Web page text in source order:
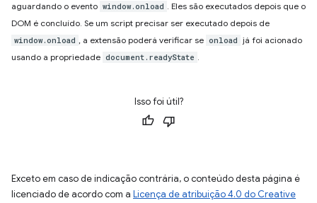
aguardando o evento window.onload . Eles são executados depois que o
DOM é concluído. Se um script precisar ser executado depois de
window.onload , a extensão poderá verificar se onload já foi acionado
usando a propriedade document.readyState .
Isso foi útil?
Exceto em caso de indicação contrária, o conteúdo desta página é
licenciado de acordo com a Licença de atribuição 4.0 do Creative